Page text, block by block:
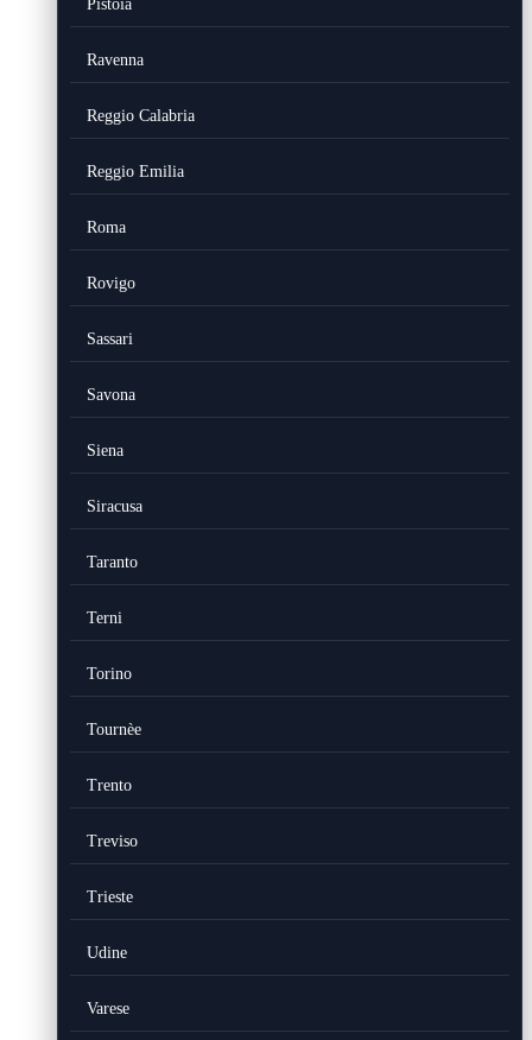
Pistoia
Ravenna
Reggio Calabria
Reggio Emilia
Roma
Rovigo
Sassari
Savona
Siena
Siracusa
Taranto
Terni
Torino
Tournèe
Trento
Treviso
Trieste
Udine
Varese